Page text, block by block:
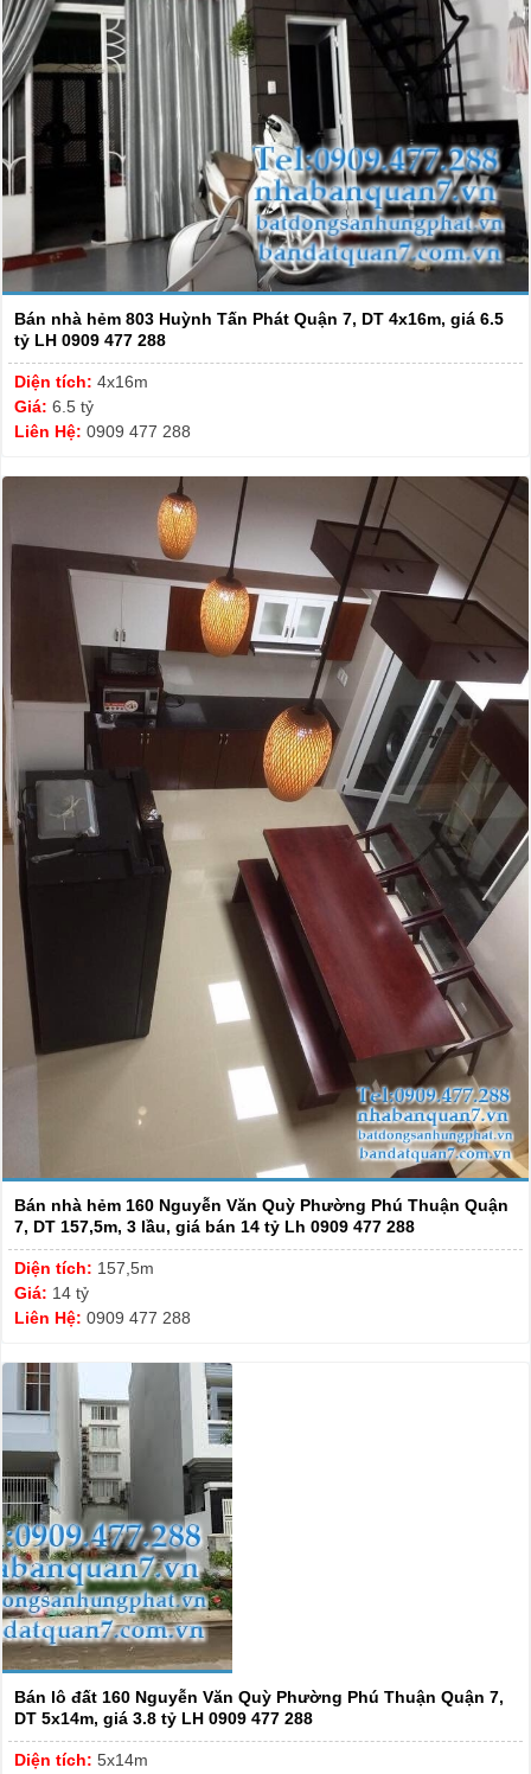
Bán nhà hẻm 803 Huỳnh Tấn Phát Quận 7, DT 4x16m, giá 6.5
tỷ LH 0909 477 288
Diện tích: 4x16m
Giá: 6.5 tỷ
Liên Hệ: 0909 477 288
Bán nhà hẻm 160 Nguyễn Văn Quỳ Phường Phú Thuận Quận
7, DT 157,5m, 3 lầu, giá bán 14 tỷ Lh 0909 477 288
Diện tích: 157,5m
Giá: 14 tỷ
Liên Hệ: 0909 477 288
Bán lô đất 160 Nguyễn Văn Quỳ Phường Phú Thuận Quận 7,
DT 5x14m, giá 3.8 tỷ LH 0909 477 288
Diện tích: 5x14m